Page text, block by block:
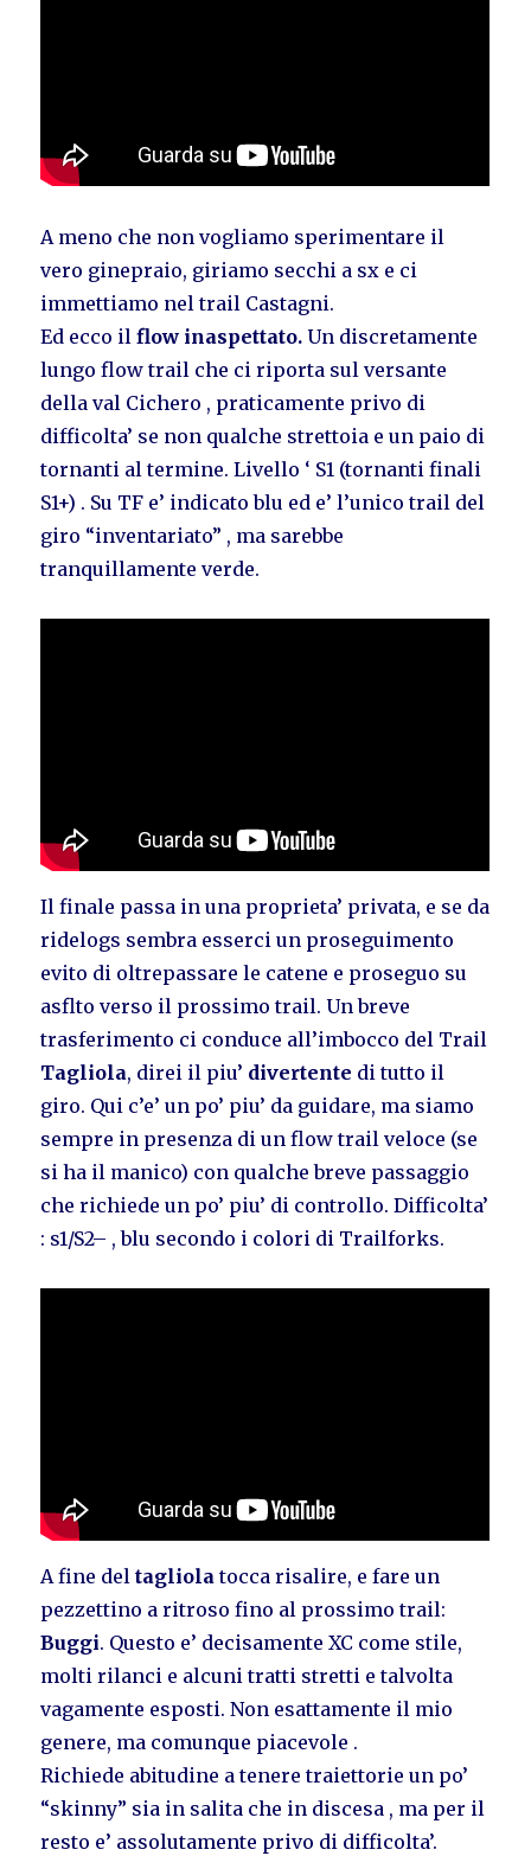
A meno che non vogliamo sperimentare il
vero ginepraio, giriamo secchi a sx e ci
immettiamo nel trail Castagni.
Ed ecco ilflow inaspettato. Un discretamente
lungo flow trail che ci riporta sul versante
della val Cichero , praticamente privo di
difficolta’ se non qualche strettoia e un paio di
tornanti al termine. Livello ‘ S1 (tornanti finali
S1+) . Su TF e’ indicato blu ed e’ l’unico trail del
giro “inventariato” , ma sarebbe
tranquillamente verde.
Il finale passa in una proprieta’ privata, e se da
ridelogs sembra esserci un proseguimento
evito di oltrepassare le catene e proseguo su
asflto verso il prossimo trail. Un breve
trasferimento ci conduce all’imbocco del Trail
Tagliola, direi il piu’ divertente di tutto il
giro. Qui c’e’ un po’ piu’ da guidare, ma siamo
sempre in presenza di un flow trail veloce (se
si ha il manico) con qualche breve passaggio
che richiede un po’ piu’ di controllo. Difficolta’
: s1/S2– , blu secondo i colori di Trailforks.
A fine deltagliolatocca risalire, e fare un
pezzettino a ritroso fino al prossimo trail:
Buggi. Questo e’ decisamente XC come stile,
molti rilanci e alcuni tratti stretti e talvolta
vagamente esposti. Non esattamente il mio
genere, ma comunque piacevole .
Richiede abitudine a tenere traiettorie un po’
“skinny” sia in salita che in discesa , ma per il
resto e’ assolutamente privo di difficolta’.